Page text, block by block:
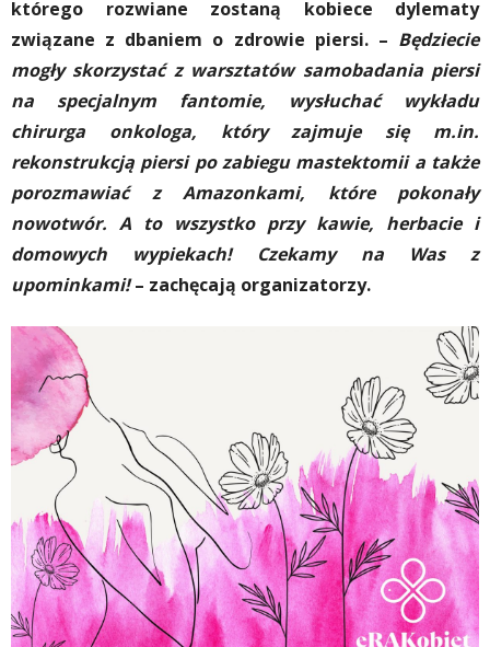
którego rozwiane zostaną kobiece dylematy
związane z dbaniem o zdrowie piersi. – Będziecie
mogły skorzystać z warsztatów samobadania piersi
na specjalnym fantomie, wysłuchać wykładu
chirurga onkologa, który zajmuje się m.in.
rekonstrukcją piersi po zabiegu mastektomii a także
porozmawiać z Amazonkami, które pokonały
nowotwór. A to wszystko przy kawie, herbacie i
domowych wypiekach! Czekamy na Was z
upominkami!– zachęcają organizatorzy.